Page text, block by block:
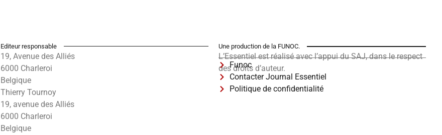
Editeur responsable
19, Avenue des Alliés
6000 Charleroi
Belgique
Thierry Tournoy
19, avenue des Alliés
6000 Charleroi
Belgique
Une production de la FUNOC.
L’Essentiel est réalisé avec l’appui du SAJ, dans le respect
des droits d’auteur.
Funoc
Contacter Journal Essentiel
Politique de confidentialité